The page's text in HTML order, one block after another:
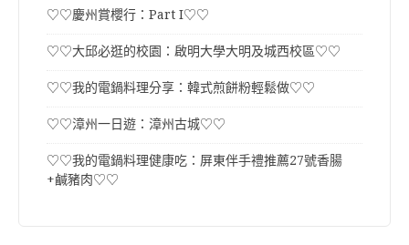
♡♡慶州賞櫻行：Part I♡♡
♡♡大邱必逛的校園：啟明大學大明及城西校區♡♡
♡♡我的電鍋料理分享：韓式煎餅粉輕鬆做♡♡
♡♡漳州一日遊：漳州古城♡♡
♡♡我的電鍋料理健康吃：屏東伴手禮推薦27號香腸
+鹹豬肉♡♡